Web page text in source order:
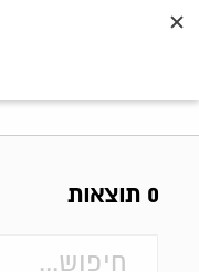
0 תוצאות